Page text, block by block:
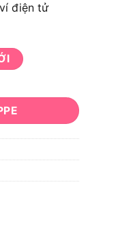
điện tử
03 số lượng